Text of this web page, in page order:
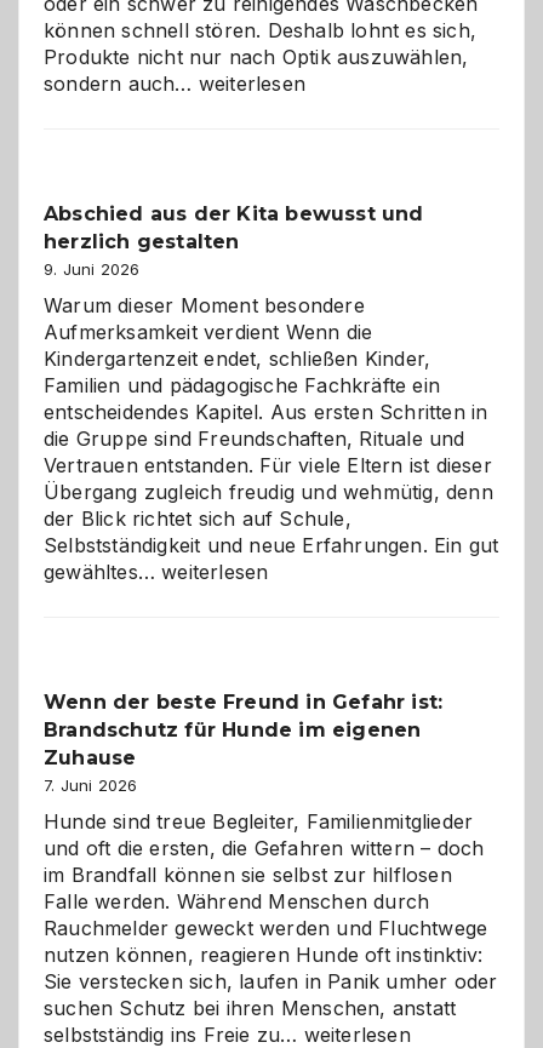
können schnell stören. Deshalb lohnt es sich,
Produkte nicht nur nach Optik auszuwählen,
sondern auch… Bad
verstehen
weiterlesen
Abschied aus der Kita bewusst und
herzlich gestalten
9. Juni 2026
Warum dieser Moment besondere
Aufmerksamkeit verdient Wenn die
Kindergartenzeit endet, schließen Kinder,
Familien und pädagogische Fachkräfte ein
entscheidendes Kapitel. Aus ersten Schritten in
die Gruppe sind Freundschaften, Rituale und
Vertrauen entstanden. Für viele Eltern ist dieser
Übergang zugleich freudig und wehmütig, denn
der Blick richtet sich auf Schule,
Selbstständigkeit und neue Erfahrungen. Ein gut
gewähltes…Abschied
und
herzlich
weiterlesen
Wenn der beste Freund in Gefahr ist:
Brandschutz für Hunde im eigenen
Zuhause
7. Juni 2026
Hunde sind treue Begleiter, Familienmitglieder
und oft die ersten, die Gefahren wittern – doch
im Brandfall können sie selbst zur hilflosen
Falle werden. Während Menschen durch
Rauchmelder geweckt werden und Fluchtwege
nutzen können, reagieren Hunde oft instinktiv:
Sie verstecken sich, laufen in Panik umher oder
suchen Schutz bei ihren Menschen, anstatt
selbstständig ins Freie zu… Wenn
weiterlesen